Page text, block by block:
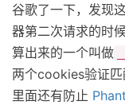
谷歌了一下，发现
器第二次请求的时
算出来的一个叫做
两个cookies验证
里面还有防止